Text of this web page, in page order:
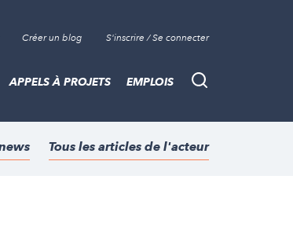
Créer un blog S'inscrire / Se connecter
Recherche
APPELS À PROJETS EMPLOIS
Tous les articles de l'acteur